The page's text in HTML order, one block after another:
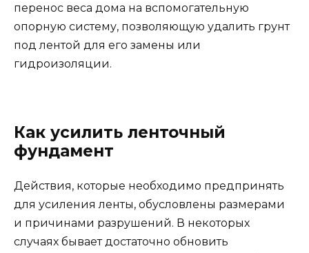
перенос веса дома на вспомогательную
опорную систему, позволяющую удалить грунт
под лентой для его замены или
гидроизоляции.
Как усилить ленточный
фундамент
Действия, которые необходимо предпринять
для усиления ленты, обусловлены размерами
и причинами разрушений. В некоторых
случаях бывает достаточно обновить